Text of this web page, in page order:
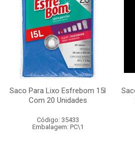
Saco Para Lixo Esfrebom 15l
Com 20 Unidades
Código: 35433
Embalagem: PC\1